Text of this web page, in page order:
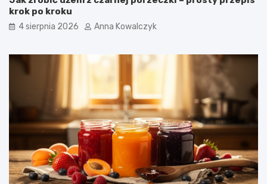
krok po kroku
4 sierpnia 2026 Anna Kowalczyk